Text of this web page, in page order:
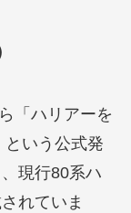
「ハリアーを
いう公式発
現行80系ハ
れていま